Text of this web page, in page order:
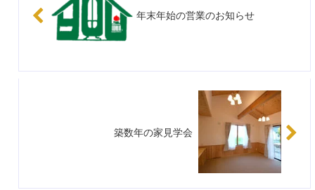
年末年始の営業のお知らせ
築数年の家見学会